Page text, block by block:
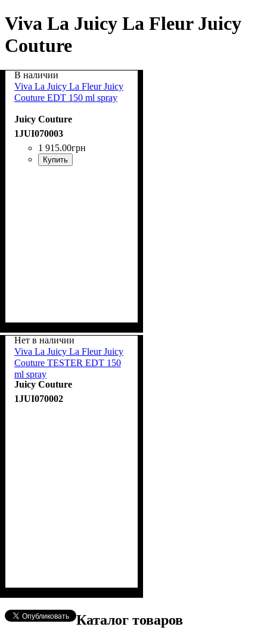
Viva La Juicy La Fleur Juicy
Couture
В наличии
Viva La Juicy La Fleur Juicy
Couture EDT 150 ml spray
Juicy Couture
1JUI070003
1 915.00грн
Купить
Нет в наличии
Viva La Juicy La Fleur Juicy
Couture TESTER EDT 150
ml spray
Juicy Couture
1JUI070002
Каталог товаров